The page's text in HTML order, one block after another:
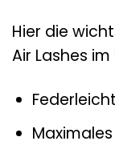
Hier die
Air Lashes